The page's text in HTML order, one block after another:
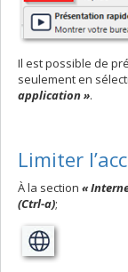
Il est possible de
seulement en
application ».
Limiter
À la section «
(Ctrl-a);